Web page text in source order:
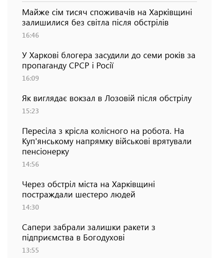
Майже сім тисяч споживачів на Харківщині
залишилися без світла після обстрілів
16:46
У Харкові блогера засудили до семи років за
пропаганду СРСР і Росії
16:09
Як виглядає вокзал в Лозовій після обстрілу
15:23
Пересіла з крісла колісного на робота. На
Куп'янському напрямку військові врятували
пенсіонерку
14:56
Через обстріл міста на Харківщині
постраждали шестеро людей
14:30
Сапери забрали залишки ракети з
підприємства в Богодухові
13:55